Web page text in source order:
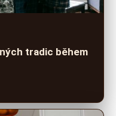
tradic během